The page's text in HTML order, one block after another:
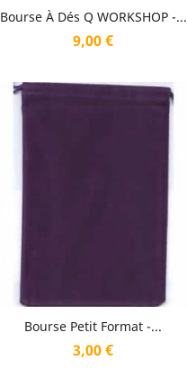
Bourse À Dés Q WORKSHOP -...
Prix
9,00 €
 Aperçu rapide
Bourse Petit Format -...
Prix
3,00 €
Aperçu rapide